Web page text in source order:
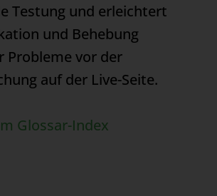
Testung und erleichtert
und Behebung
Probleme vor der
auf der Live-Seite.
Glossar-Index